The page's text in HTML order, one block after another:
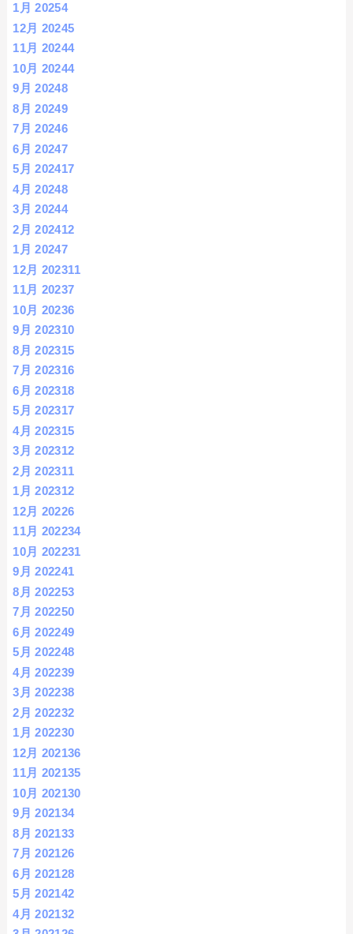
1月 20254
12月 20245
11月 20244
10月 20244
9月 20248
8月 20249
7月 20246
6月 20247
5月 202417
4月 20248
3月 20244
2月 202412
1月 20247
12月 202311
11月 20237
10月 20236
9月 202310
8月 202315
7月 202316
6月 202318
5月 202317
4月 202315
3月 202312
2月 202311
1月 202312
12月 20226
11月 202234
10月 202231
9月 202241
8月 202253
7月 202250
6月 202249
5月 202248
4月 202239
3月 202238
2月 202232
1月 202230
12月 202136
11月 202135
10月 202130
9月 202134
8月 202133
7月 202126
6月 202128
5月 202142
4月 202132